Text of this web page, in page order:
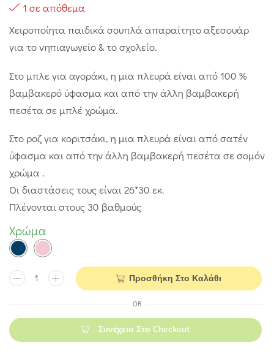
1 σε απόθεμα
Χειροποίητα παιδικά σουπλά απαραίτητο αξεσουάρ
για το νηπιαγωγείο & το σχολείο.
Στο μπλε για αγοράκι, η μια πλευρά είναι από 100 %
βαμβακερό ύφασμα και από την άλλη βαμβακερή
πεσέτα σε μπλέ χρώμα.
Στο ροζ για κοριτσάκι, η μια πλευρά είναι από σατέν
ύφασμα και από την άλλη βαμβακερή πεσέτα σε σομόν
χρώμα .
Οι διαστάσεις τους είναι 26*30 εκ.
Πλένονται στους 30 βαθμούς
Χρώμα
Προσθήκη Στο Καλάθι
OR
Συνέχεια Στο Checkout